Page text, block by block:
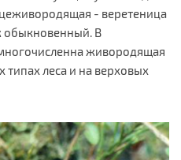
- веретеница
обыкновенный. В
живородящая
типах леса и на верховых